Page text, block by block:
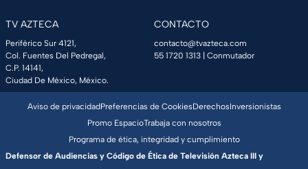
TV AZTECA
Periférico Sur 4121,
Col. Fuentes Del Pedregal,
C.P. 14141,
Ciudad De México, México.
CONTACTO
contacto@tvazteca.com
55 1720 1313 | Conmutador
Aviso de privacidadPreferencias de CookiesDerechosInversionistas
Promo EspacioTrabaja con nosotros
Programa de ética, integridad y cumplimiento
Defensor de Audiencias y Código de Ética de Televisión Azteca III y